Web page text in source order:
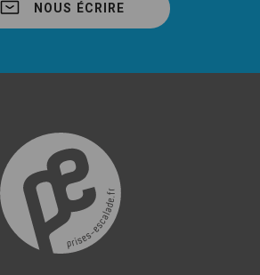
NOUS ÉCRIRE